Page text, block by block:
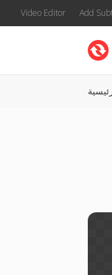
Video Editor Add